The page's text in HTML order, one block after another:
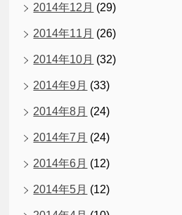
2014年12月 (29)
2014年11月 (26)
2014年10月 (32)
2014年9月 (33)
2014年8月 (24)
2014年7月 (24)
2014年6月 (12)
2014年5月 (12)